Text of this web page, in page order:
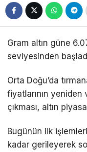
Gram altın güne
seviyesinden
Orta Doğu’da
fiyatlarının yeniden
çıkması, altın
Bugünün ilk
kadar gerileyerek